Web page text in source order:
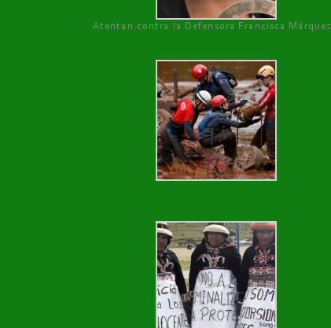
Atentan contra la Defensora Francisca Márquez